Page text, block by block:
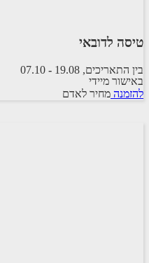
טיסה לדובאי
בין התאריכים, -
07.10
טיסה סדירה
ETIHAD AIRWAYS
באישור מיידי
להזמנה מחיר לאדם